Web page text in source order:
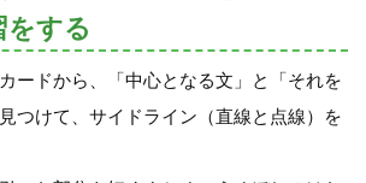
をする
ードから、「中心となる文」と「それを
つけて、サイドライン（直線と点線）を